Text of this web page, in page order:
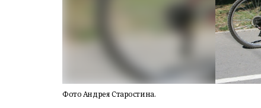
Фото Андрея Старостина.